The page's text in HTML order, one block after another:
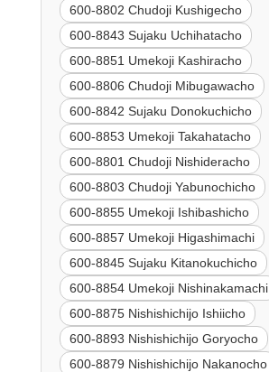
600-8802 Chudoji Kushigecho
600-8843 Sujaku Uchihatacho
600-8851 Umekoji Kashiracho
600-8806 Chudoji Mibugawacho
600-8842 Sujaku Donokuchicho
600-8853 Umekoji Takahatacho
600-8801 Chudoji Nishideracho
600-8803 Chudoji Yabunochicho
600-8855 Umekoji Ishibashicho
600-8857 Umekoji Higashimachi
600-8845 Sujaku Kitanokuchicho
600-8854 Umekoji Nishinakamachi
600-8875 Nishishichijo Ishiicho
600-8893 Nishishichijo Goryocho
600-8879 Nishishichijo Nakanocho